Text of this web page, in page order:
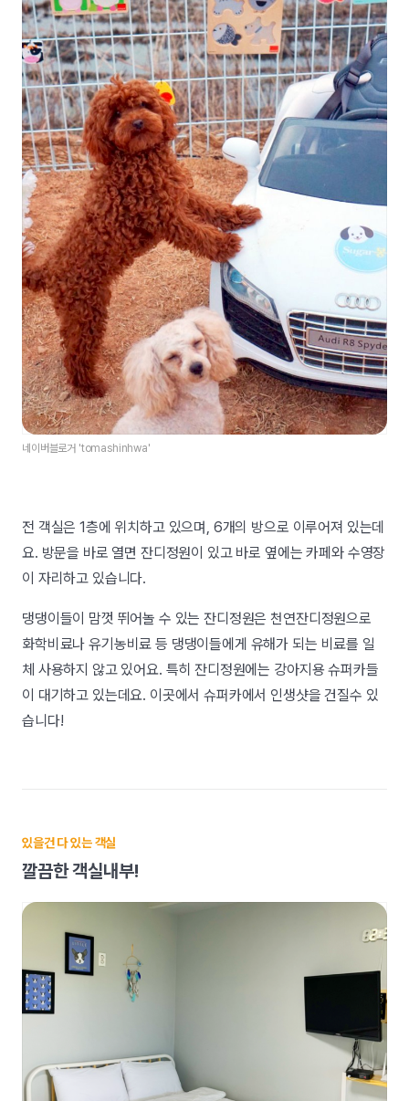
네이버블로거 'tomashinhwa'
전 객실은 1층에 위치하고 있으며, 6개의 방으로 이루어져 있는데
요. 방문을 바로 열면 잔디정원이 있고 바로 옆에는 카페와 수영장
이 자리하고 있습니다.
댕댕이들이 맘껏 뛰어놀 수 있는 잔디정원은 천연잔디정원으로
화학비료나 유기농비료 등 댕댕이들에게 유해가 되는 비료를 일
체 사용하지 않고 있어요. 특히 잔디정원에는 강아지용 슈퍼카들
이 대기하고 있는데요. 이곳에서 슈퍼카에서 인생샷을 건질수 있
습니다!
있을건 다 있는 객실
깔끔한 객실내부!